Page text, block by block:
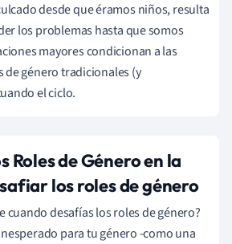
desde que éramos niños, resulta
los problemas hasta que somos
mayores condicionan a las
de género tradicionales (y
el ciclo.
Roles de Género en la
los roles de género
cuando desafías los roles de género?
para tu género -como una